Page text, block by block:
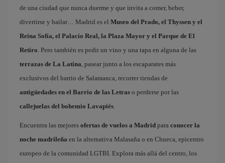
de una ciudad que nunca duerme y que invita a comer, beber,
divertirse y bailar… Madrid es el Museo del Prado, el Thyssen y el
Reina Sofía, el Palacio Real, la Plaza Mayor y el Parque de El
Retiro. Pero también es pedir un vino y una tapa en alguna de las
terrazas de La Latina, pasear junto a los escaparates más
exclusivos del barrio de Salamanca, recorrer tiendas de
antigüedades en el Barrio de las Letras o perderse por las
callejuelas del bohemio Lavapiés.
Encuentra las mejores ofertas de vuelos a Madrid para conocer la
noche madrileña en la alternativa Malasaña o en Chueca, epicentro
europeo de la comunidad LGTBI. Explora más allá del centro, los